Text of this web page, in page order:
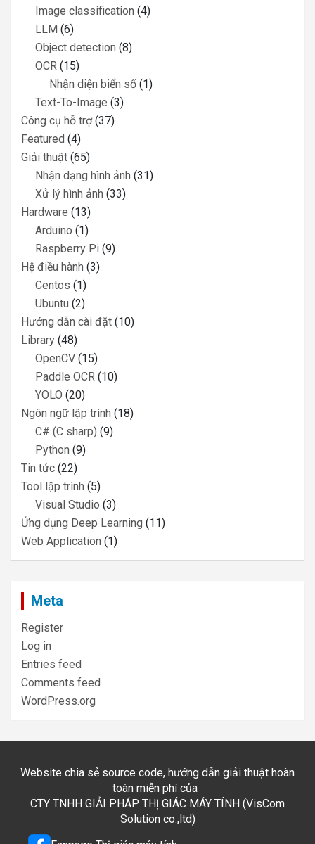
Image classification (4)
LLM (6)
Object detection (8)
OCR (15)
Nhận diện biển số (1)
Text-To-Image (3)
Công cụ hỗ trợ(37)
Featured (4)
Giải thuật (65)
Nhận dạng hình ảnh (31)
Xử lý hình ảnh (33)
Hardware (13)
Arduino (1)
Raspberry Pi (9)
Hệ điều hành (3)
Centos (1)
Ubuntu (2)
Hướng dẫn cài đặt (10)
Library (48)
OpenCV (15)
Paddle OCR (10)
YOLO (20)
Ngôn ngữ lập trình (18)
C# (C sharp) (9)
Python (9)
Tin tức (22)
Tool lập trình (5)
Visual Studio (3)
Ứng dụng Deep Learning (11)
Web Application (1)
Meta
Register
Log in
Entries feed
Comments feed
WordPress.org
Website chia sẻ source code, hướng dẫn giải thuật hoàn
toàn miễn phí của
CTY TNHH GIẢI PHÁP THỊ GIÁC MÁY TÍNH (VisCom
Solution co.,ltd)